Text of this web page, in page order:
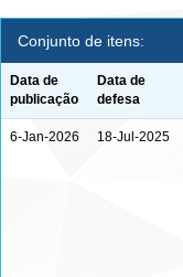
Conjunto de itens:
Data de
publicação
Data de
defesa
6-Jan-2026 18-Jul-2025